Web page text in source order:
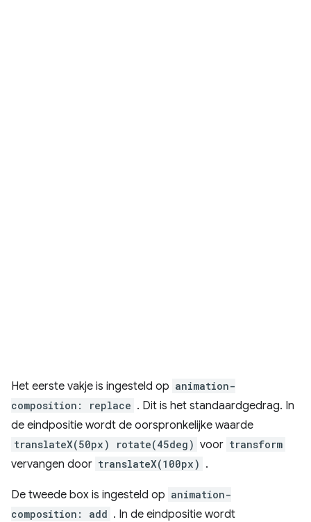
Het eerste vakje is ingesteld op animation-
composition: replace . Dit is het standaardgedrag. In
de eindpositie wordt de oorspronkelijke waarde
translateX(50px) rotate(45deg) voor transform
vervangen door translateX(100px) .
De tweede box is ingesteld op animation-
composition: add . In de eindpositie wordt